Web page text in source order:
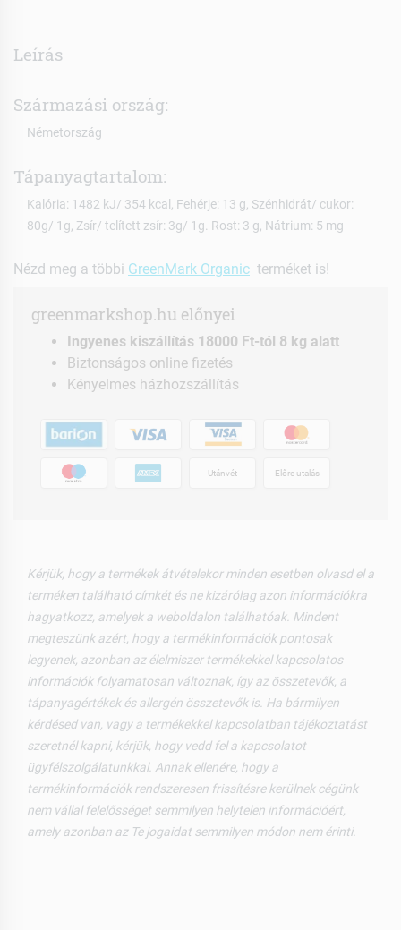
Leírás
Származási ország:
Németország
Tápanyagtartalom:
Kalória: 1482 kJ/ 354 kcal, Fehérje: 13 g, Szénhidrát/ cukor:
80g/ 1g, Zsír/ telített zsír: 3g/ 1g. Rost: 3 g, Nátrium: 5 mg
Nézd meg a többi GreenMark Organic terméket is!
greenmarkshop.hu előnyei
Ingyenes kiszállítás 18000 Ft-tól 8 kg alatt
Biztonságos online fizetés
Kényelmes házhozszállítás
Utánvét Előre utalás
Kérjük, hogy a termékek átvételekor minden esetben olvasd el a
terméken található címkét és ne kizárólag azon információkra
hagyatkozz, amelyek a weboldalon találhatóak. Mindent
megteszünk azért, hogy a termékinformációk pontosak
legyenek, azonban az élelmiszer termékekkel kapcsolatos
információk folyamatosan változnak, így az összetevők, a
tápanyagértékek és allergén összetevők is. Ha bármilyen
kérdésed van, vagy a termékekkel kapcsolatban tájékoztatást
szeretnél kapni, kérjük, hogy vedd fel a kapcsolatot
ügyfélszolgálatunkkal. Annak ellenére, hogy a
termékinformációk rendszeresen frissítésre kerülnek cégünk
nem vállal felelősséget semmilyen helytelen információért,
amely azonban az Te jogaidat semmilyen módon nem érinti.